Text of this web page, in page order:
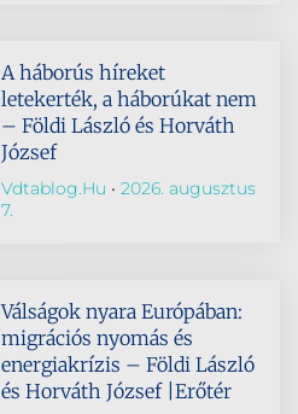
A háborús híreket
letekerték, a háborúkat nem
– Földi László és Horváth
József
Vdtablog.hu
2026. augusztus
7.
Válságok nyara Európában:
migrációs nyomás és
energiakrízis – Földi László
és Horváth József |Erőtér